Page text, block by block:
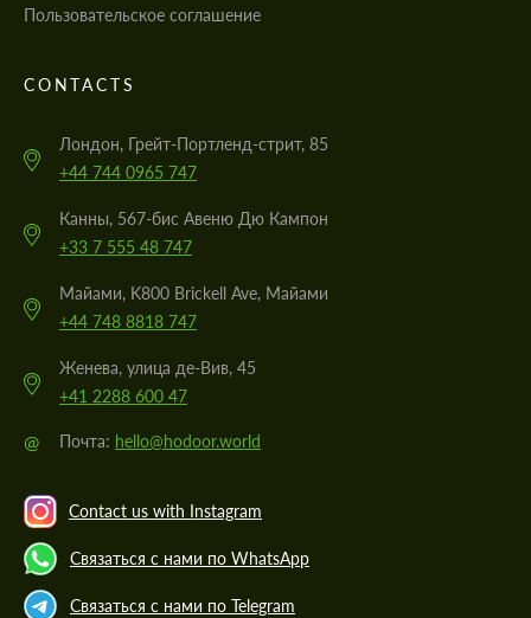
Пользовательское соглашение
CONTACTS
Лондон, Грейт-Портленд-стрит, 85
+44 744 0965 747
Канны, 567-бис Авеню Дю Кампон
+33 7 555 48 747
Майами, K800 Brickell Ave, Майами
+44 748 8818 747
Женева, улица де-Вив, 45
+41 2288 600 47
@ Почта: hello@hodoor.world
Contact us with Instagram
Связаться с нами по WhatsApp
Связаться с нами по Telegram